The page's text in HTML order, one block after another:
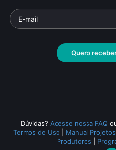
Quero
Dúvidas? Acesse nossa FAQ
Termos de Uso
Manual Projetos
Produtores